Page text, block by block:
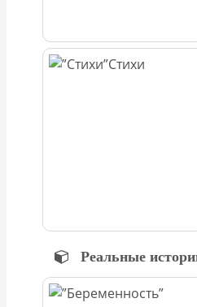
Стихи
Реальные